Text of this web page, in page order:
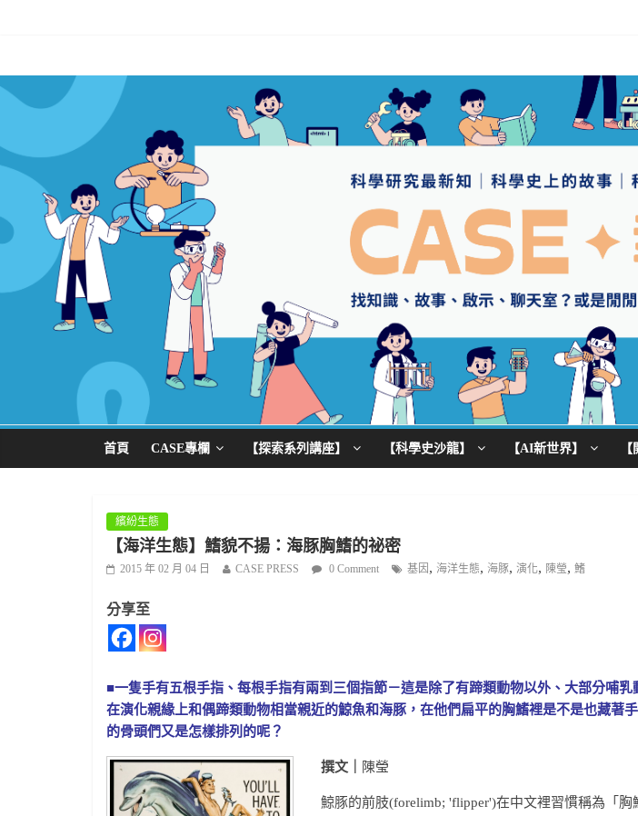
首頁 CASE專欄 【探索系列講座】 【科學史沙龍】 【AI新世界】
繽紛生態
【海洋生態】鰭貌不揚：海豚胸鰭的祕密
2015 年 02 月 04 日 CASE PRESS 0 Comment 基因 , 海洋生態, 海豚, 演化, 陳瑩, 鰭
分享至
■一隻手有五根手指、每根手指有兩到三個指節－這是除了有蹄類動物以外、大部分哺
在演化親緣上和偶蹄類動物相當親近的鯨魚和海豚，在他們扁平的胸鰭裡是不是也藏著
的骨頭們又是怎樣排列的呢？
撰文｜ 陳瑩
鯨豚的前肢(forelimb; 'flipper')在中文裡習慣稱為「